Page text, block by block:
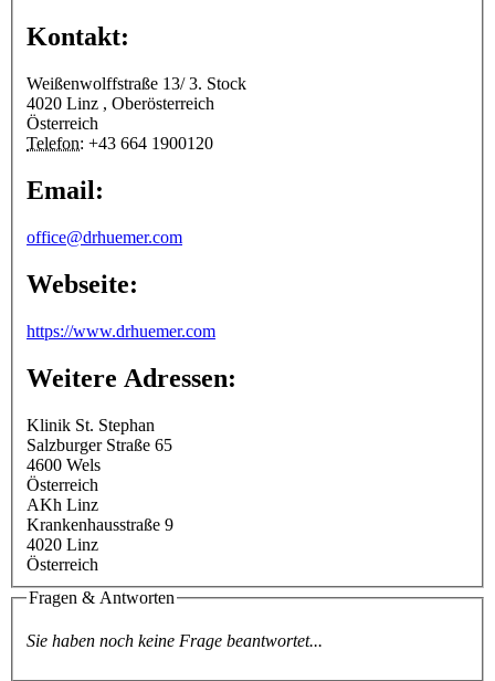
Kontakt:
Weißenwolffstraße 13/ 3. Stock
4020 Linz , Oberösterreich
Österreich
Telefon: +43 664 1900120
Email:
office@drhuemer.com
Webseite:
https://www.drhuemer.com
Weitere Adressen:
Klinik St. Stephan
Salzburger Straße 65
4600 Wels
Österreich
AKh Linz
Krankenhausstraße 9
4020 Linz
Österreich
Fragen & Antworten
Sie haben noch keine Frage beantwortet...